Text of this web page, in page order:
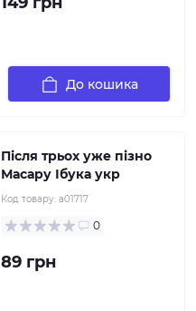
До кошика
Після трьох уже пізно
Масару Ібука укр
Код товару: а01717
0
89 грн